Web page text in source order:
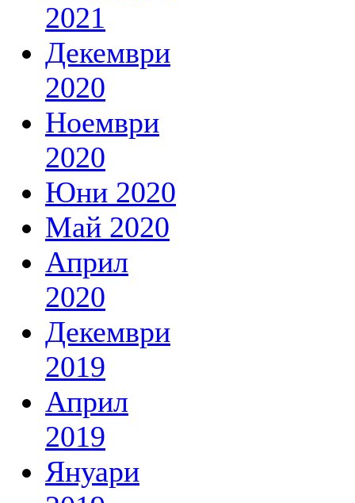
2021
Декември
2020
Ноември
2020
Юни 2020
Май 2020
Април
2020
Декември
2019
Април
2019
Януари